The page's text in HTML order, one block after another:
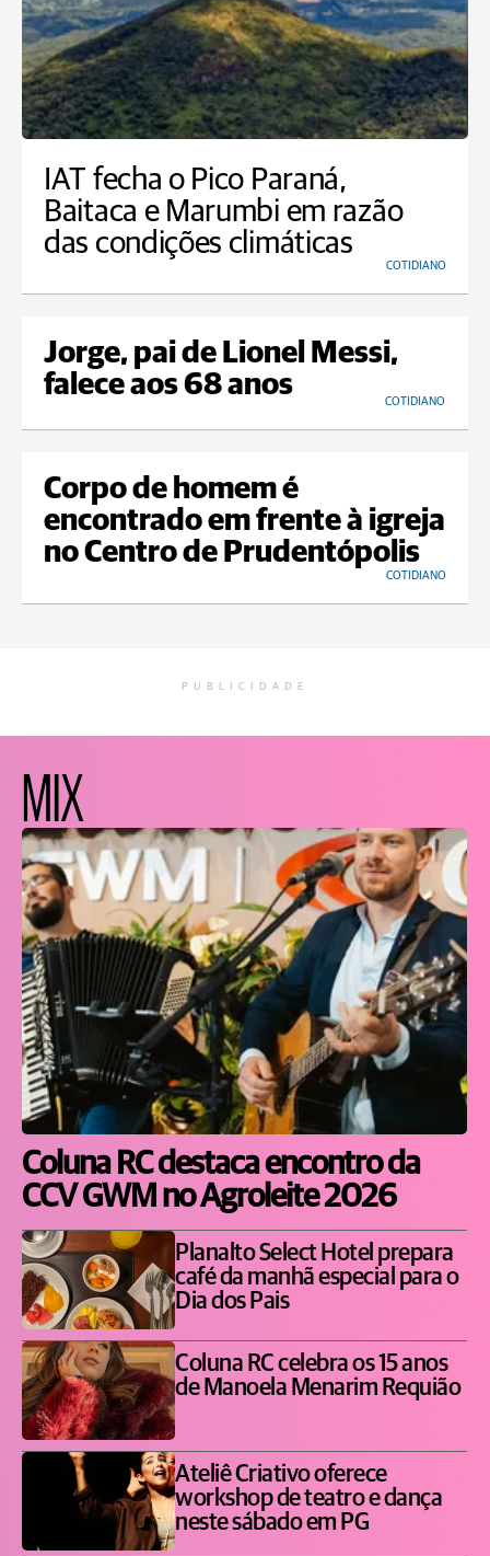
IAT fecha o Pico Paraná,
Baitaca e Marumbi em razão
das condições climáticas
COTIDIANO
Jorge, pai de Lionel Messi,
falece aos 68 anos
COTIDIANO
Corpo de homem é
encontrado em frente à igreja
no Centro de Prudentópolis
COTIDIANO
PUBLICIDADE
MIX
Coluna RC destaca encontro da
CCV GWM no Agroleite 2026
Planalto Select Hotel prepara
café da manhã especial para o
Dia dos Pais
Coluna RC celebra os 15 anos
de Manoela Menarim Requião
Ateliê Criativo oferece
workshop de teatro e dança
neste sábado em PG